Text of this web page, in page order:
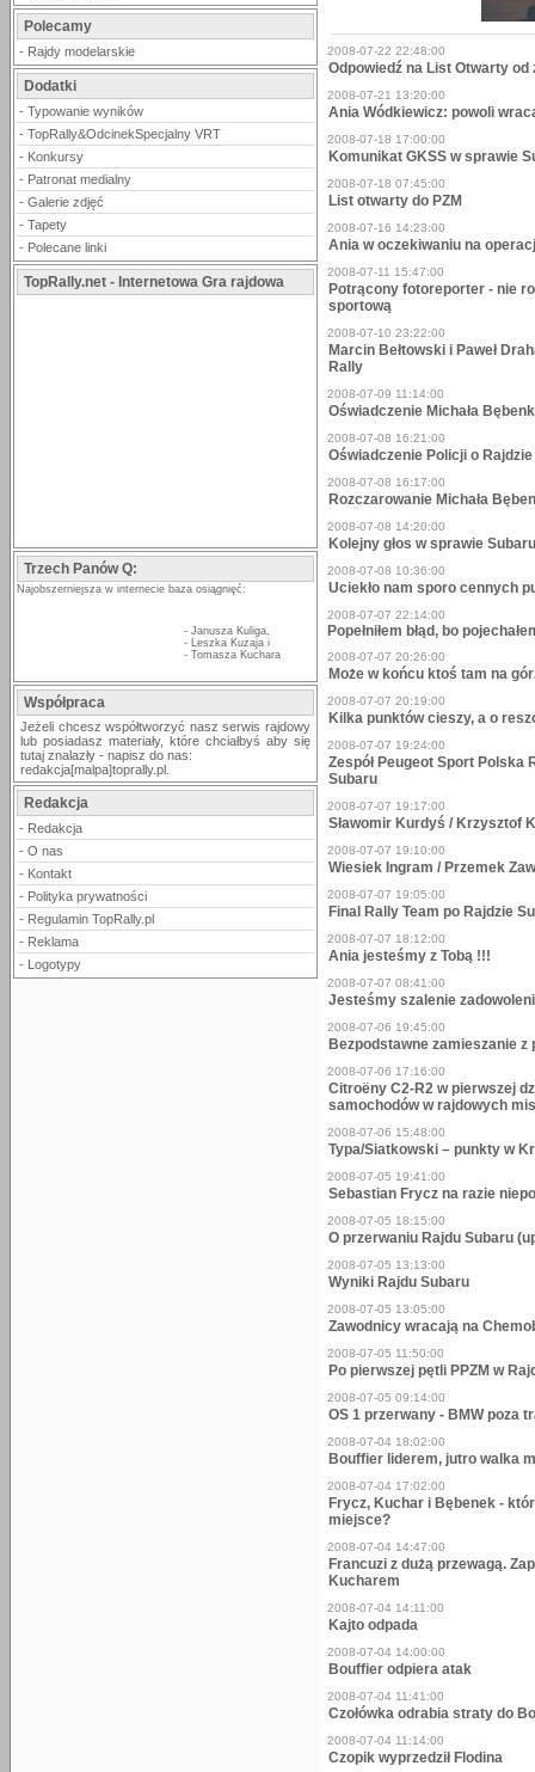
Polecamy
- Rajdy modelarskie
Dodatki
- Typowanie wyników
- TopRally&OdcinekSpecjalny VRT
- Konkursy
- Patronat medialny
- Galerie zdjęć
- Tapety
- Polecane linki
TopRally.net - Internetowa Gra rajdowa
Trzech Panów Q:
Najobszerniejsza w internecie baza osiągnięć:
- Janusza Kuliga,
- Leszka Kuzaja i
- Tomasza Kuchara
Współpraca
Jeżeli chcesz współtworzyć nasz serwis rajdowy
lub posiadasz materiały, które chciałbyś aby się
tutaj znalazły - napisz do nas:
redakcja[malpa]toprally.pl.
Redakcja
- Redakcja
- O nas
- Kontakt
- Polityka prywatności
- Regulamin TopRally.pl
- Reklama
- Logotypy
2008-07-22 22:48:00
Odpowiedź na List Otwarty od
2008-07-21 13:20:00
Ania Wódkiewicz: powoli
2008-07-18 17:00:00
Komunikat GKSS w sprawie
2008-07-18 07:45:00
List otwarty do PZM
2008-07-16 14:23:00
Ania w oczekiwaniu na
2008-07-11 15:47:00
Potrącony fotoreporter - nie
sportową
2008-07-10 23:22:00
Marcin Bełtowski i Paweł
Rally
2008-07-09 11:14:00
Oświadczenie Michała
2008-07-08 16:21:00
Oświadczenie Policji o
2008-07-08 16:17:00
Rozczarowanie Michała
2008-07-08 14:20:00
Kolejny głos w sprawie
2008-07-08 10:36:00
Uciekło nam sporo cennych
2008-07-07 22:14:00
Popełniłem błąd, bo
2008-07-07 20:26:00
Może w końcu ktoś tam na
2008-07-07 20:19:00
Kilka punktów cieszy, a o
2008-07-07 19:24:00
Zespół Peugeot Sport Polska
Subaru
2008-07-07 19:17:00
Sławomir Kurdyś / Krzysztof
2008-07-07 19:10:00
Wiesiek Ingram / Przemek
2008-07-07 19:05:00
Final Rally Team po Rajdzie
2008-07-07 18:12:00
Ania jesteśmy z Tobą !!!
2008-07-07 08:41:00
Jesteśmy szalenie
2008-07-06 19:45:00
Bezpodstawne zamieszanie
2008-07-06 17:16:00
Citroëny C2-R2 w pierwszej
samochodów w rajdowych
2008-07-06 15:48:00
Typa/Siatkowski – punkty w
2008-07-05 19:41:00
Sebastian Frycz na razie
2008-07-05 18:15:00
O przerwaniu Rajdu Subaru
2008-07-05 13:13:00
Wyniki Rajdu Subaru
2008-07-05 13:05:00
Zawodnicy wracają na
2008-07-05 11:50:00
Po pierwszej pętli PPZM w
2008-07-05 09:14:00
OS 1 przerwany - BMW poza
2008-07-04 18:02:00
Bouffier liderem, jutro walka
2008-07-04 17:02:00
Frycz, Kuchar i Bębenek -
miejsce?
2008-07-04 14:47:00
Francuzi z dużą przewagą.
Kucharem
2008-07-04 14:11:00
Kajto odpada
2008-07-04 14:00:00
Bouffier odpiera atak
2008-07-04 11:41:00
Czołówka odrabia straty do
2008-07-04 11:14:00
Czopik wyprzedził Flodina